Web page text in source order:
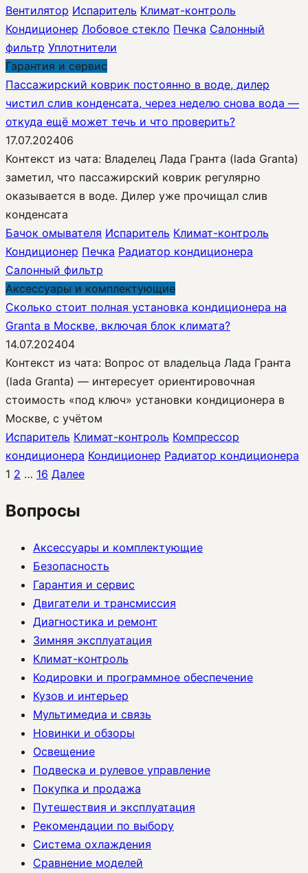
Вентилятор Испаритель Климат-контроль
Кондиционер Лобовое стекло Печка Салонный
фильтр Уплотнители
Гарантия и сервис
Пассажирский коврик постоянно в воде, дилер
чистил слив конденсата, через неделю снова вода —
откуда ещё может течь и что проверить?
17.07.202406
Контекст из чата: Владелец Лада Гранта (lada Granta)
заметил, что пассажирский коврик регулярно
оказывается в воде. Дилер уже прочищал слив
конденсата
Бачок омывателя Испаритель Климат-контроль
Кондиционер Печка Радиатор кондиционера
Салонный фильтр
Аксессуары и комплектующие
Сколько стоит полная установка кондиционера на
Granta в Москве, включая блок климата?
14.07.202404
Контекст из чата: Вопрос от владельца Лада Гранта
(lada Granta) — интересует ориентировочная
стоимость «под ключ» установки кондиционера в
Москве, с учётом
Испаритель Климат-контроль Компрессор
кондиционера Кондиционер Радиатор кондиционера
Пагинация
1 2 … 16 Далее
Вопросы
Аксессуары и комплектующие
Безопасность
Гарантия и сервис
Двигатели и трансмиссия
Диагностика и ремонт
Зимняя эксплуатация
Климат-контроль
Кодировки и программное обеспечение
Кузов и интерьер
Мультимедиа и связь
Новинки и обзоры
Освещение
Подвеска и рулевое управление
Покупка и продажа
Путешествия и эксплуатация
Рекомендации по выбору
Система охлаждения
Сравнение моделей